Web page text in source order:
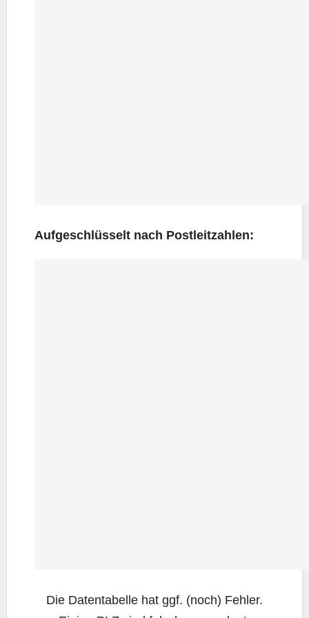
Auf­ge­schlüs­selt nach Postleitzahlen:
Die Daten­ta­bel­le hat ggf. (noch) Feh­ler.